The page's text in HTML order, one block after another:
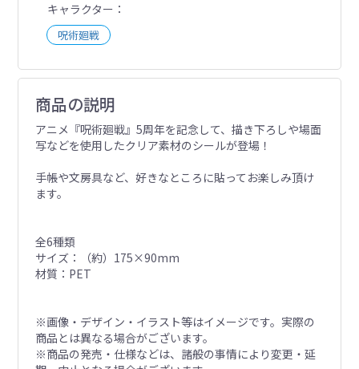
キャラクター
呪術廻戦
商品の説明
アニメ『呪術廻戦』5周年を記念して、描き下ろしや場面
写などを使用したクリア素材のシールが登場！
手帳や文房具など、好きなところに貼ってお楽しみ頂け
ます。
全6種類
サイズ：（約）175×90mm
材質：PET
※画像・デザイン・イラスト等はイメージです。実際の
商品とは異なる場合がございます。
※商品の発売・仕様などは、諸般の事情により変更・延